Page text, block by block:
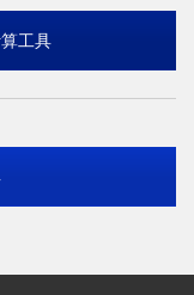
工具